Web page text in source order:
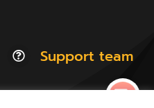
Support team